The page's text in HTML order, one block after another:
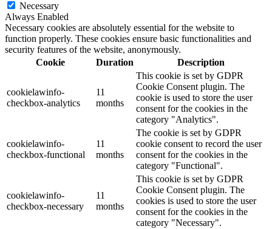
Necessary
Always Enabled
Necessary cookies are absolutely essential for the website to
function properly. These cookies ensure basic functionalities and
security features of the website, anonymously.
Cookie
Duration Description
cookielawinfo-
checkbox-analytics
11
months
This cookie is set by GDPR
Cookie Consent plugin. The
cookie is used to store the user
consent for the cookies in the
category "Analytics".
cookielawinfo-
checkbox-functional
11
months
The cookie is set by GDPR
cookie consent to record the user
consent for the cookies in the
category "Functional".
cookielawinfo-
checkbox-necessary
11
months
This cookie is set by GDPR
Cookie Consent plugin. The
cookies is used to store the user
consent for the cookies in the
category "Necessary".